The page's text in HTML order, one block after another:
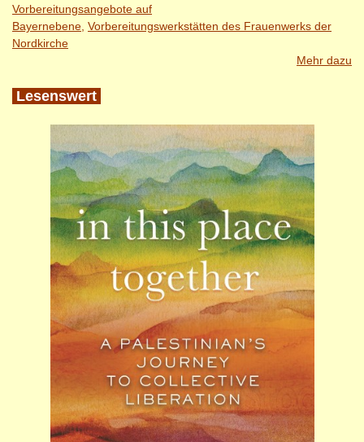
Vorbereitungsangebote auf
Bayernebene, Vorbereitungswerkstätten des Frauenwerks der
Nordkirche
Mehr dazu
Lesenswert